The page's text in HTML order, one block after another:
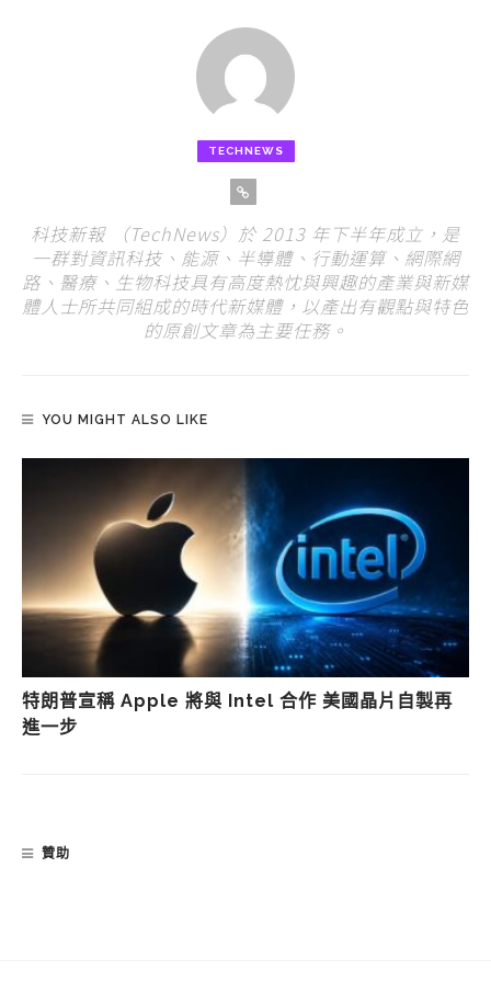
TECHNEWS
科技新報 （TechNews）於 2013 年下半年成立，是
一群對資訊科技、能源、半導體、行動運算、網際網
路、醫療、生物科技具有高度熱忱與興趣的產業與新媒
體人士所共同組成的時代新媒體，以產出有觀點與特色
的原創文章為主要任務。
YOU MIGHT ALSO LIKE
特朗普宣稱 Apple 將與 Intel 合作 美國晶片自製再
進一步
贊助